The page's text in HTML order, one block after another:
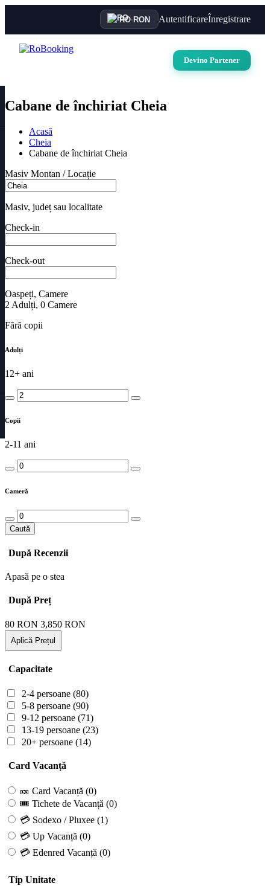
RO·RON AutentificareÎnregistrare
Devino Partener
Cabane de închiriat Cheia
Acasă
Cheia
Cabane de închiriat Cheia
Masiv Montan / Locație
Masiv, județ sau localitate
Check-in
Check-out
Oaspeți, Camere
2 Adulți, 0 Camere
Fără copii
Adulți
12+ ani
Copii
2-11 ani
Cameră
Caută
După Recenzii
Apasă pe o stea
După Preț
80 RON 3,850 RON
Aplică Prețul
Capacitate
2-4 persoane (80)
5-8 persoane (90)
9-12 persoane (71)
13-19 persoane (23)
20+ persoane (14)
Card Vacanță
🎫 Card Vacanță (0)
🎟 Tichete de Vacanță (0)
💳 Sodexo / Pluxee (1)
💳 Up Vacanță (0)
💳 Edenred Vacanță (0)
Tip Unitate